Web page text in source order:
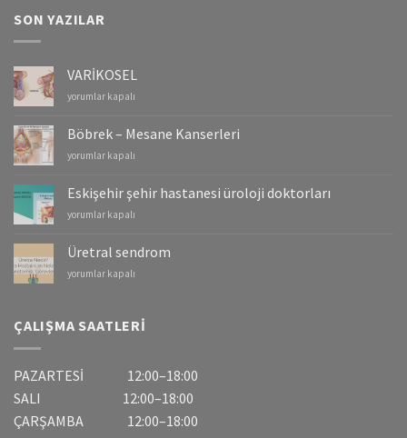
SON YAZILAR
VARİKOSEL
VARİKOSEL
yorumlar kapalı
Böbrek – Mesane Kanserleri
Böbrek
Mesane
Kanserleri
için
yorumlar kapalı
Eskişehir şehir hastanesi üroloji doktorları
Eskişehir
hastanesi
üroloji
doktorları
yorumlar kapalı
Üretral sendrom
Üretral
yorumlar kapalı
ÇALIŞMA SAATLERI
PAZARTESİ 12:00–18:00
SALI 12:00–18:00
ÇARŞAMBA 12:00–18:00